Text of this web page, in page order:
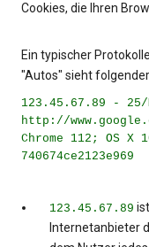
Cookies, die Ihren
Ein typischer
"Autos" sieht
123.45.67.89 -
http://
Chrome 112; OS X
740674ce2123e969
123.45.67.89
Internetanbieter